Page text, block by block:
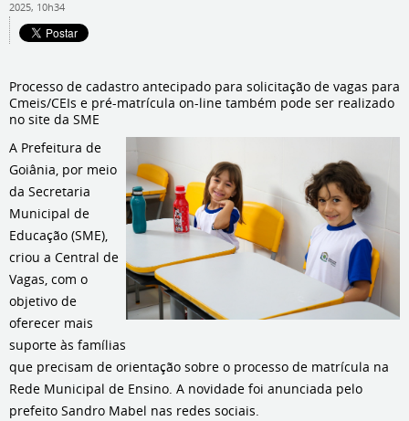
2025, 10h34
Processo de cadastro antecipado para solicitação de vagas para
Cmeis/CEIs e pré-matrícula on-line também pode ser realizado
no site da SME
A Prefeitura de
Goiânia, por meio
da Secretaria
Municipal de
Educação (SME),
criou a Central de
Vagas, com o
objetivo de
oferecer mais
suporte às famílias
que precisam de orientação sobre o processo de matrícula na
Rede Municipal de Ensino. A novidade foi anunciada pelo
prefeito Sandro Mabel nas redes sociais.